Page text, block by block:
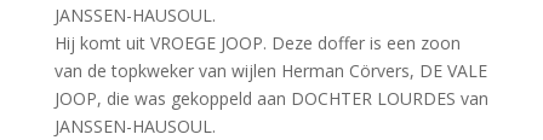
JANSSEN-HAUSOUL.
Hij komt uit VROEGE JOOP. Deze doffer is een zoon
van de topkweker van wijlen Herman Cörvers, DE VALE
JOOP, die was gekoppeld aan DOCHTER LOURDES van
JANSSEN-HAUSOUL.